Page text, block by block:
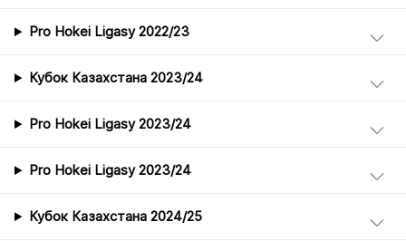
Pro Hokei Ligasy 2022/23
Кубок Казахстана 2023/24
Pro Hokei Ligasy 2023/24
Pro Hokei Ligasy 2023/24
Кубок Казахстана 2024/25